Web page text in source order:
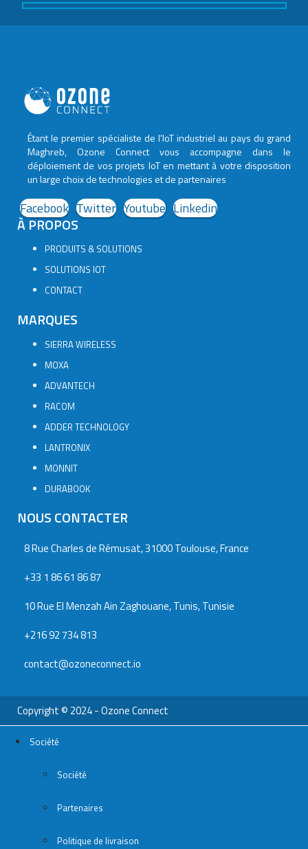
Étant le premier spécialiste de l'IoT industriel au pays du grand
Maghreb, Ozone Connect vous accompagne dans le
déploiement de vos projets IoT en mettant à votre disposition
un large choix de technologies et de partenaires
Facebook Twitter Youtube Linkedin
À PROPOS
PRODUITS & SOLUTIONS
SOLUTIONS IOT
CONTACT
MARQUES
SIERRA WIRELESS
MOXA
ADVANTECH
RACOM
ADDER TECHNOLOGY
LANTRONIX
MONNIT
DURABOOK
NOUS CONTACTER
8 Rue Charles de Rémusat, 31000 Toulouse, France
+33 1 86 61 86 87
10 Rue El Menzah Ain Zaghouane, Tunis, Tunisie
+216 92 734 813
contact@ozoneconnect.io
Copyright © 2024 - Ozone Connect
Société
Société
Partenaires
Politique de livraison